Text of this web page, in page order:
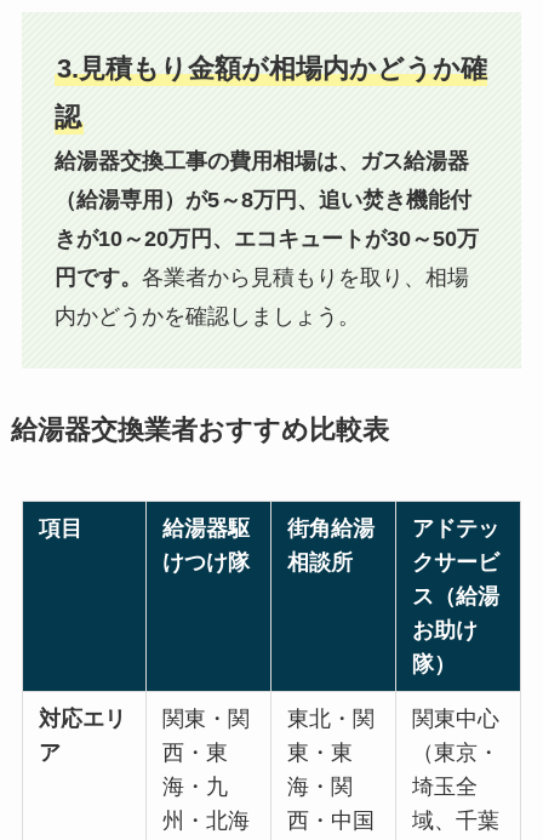
3.見積もり金額が相場内かどうか確
認
給湯器交換工事の費用相場は、ガス給湯器
（給湯専用）が5～8万円、追い焚き機能付
きが10～20万円、エコキュートが30～50万
円です。 各業者から見積もりを取り、相場
内かどうかを確認しましょう。
給湯器交換業者おすすめ比較表
項目
給湯器駆
けつけ隊
街角給湯
相談所
アドテッ
クサービ
ス（給湯
お助け
隊）
対応エリ
ア
関東・関
西・東
海・九
州・北海
東北・関
東・東
海・関
西・中国
関東中心
（東京・
埼玉全
域、千葉